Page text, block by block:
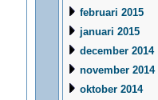
februari 2015
januari 2015
december 2014
november 2014
oktober 2014